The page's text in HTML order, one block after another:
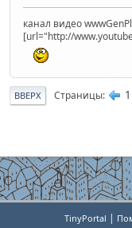
канал видео
[url="http://
ВВЕРХ Страницы 1
TinyPortal |